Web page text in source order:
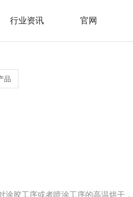
官网
行业资讯
行业新闻
官网
联系方式
品
胶工序或者喷涂工序的高温烘干，